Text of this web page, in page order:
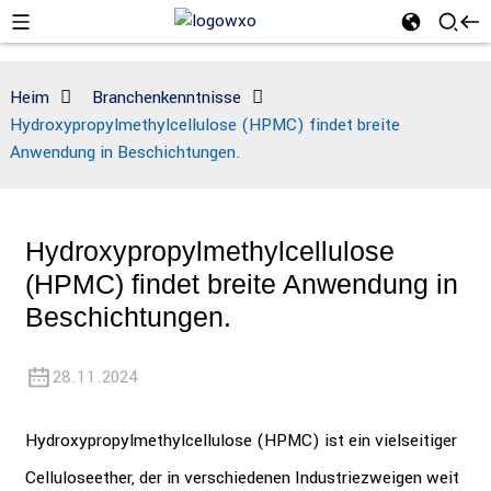
Heim
Branchenkenntnisse
Hydroxypropylmethylcellulose (HPMC) findet breite
Anwendung in Beschichtungen.
Hydroxypropylmethylcellulose
(HPMC) findet breite Anwendung in
Beschichtungen.
28.11.2024
Hydroxypropylmethylcellulose (HPMC) ist ein vielseitiger
Celluloseether, der in verschiedenen Industriezweigen weit